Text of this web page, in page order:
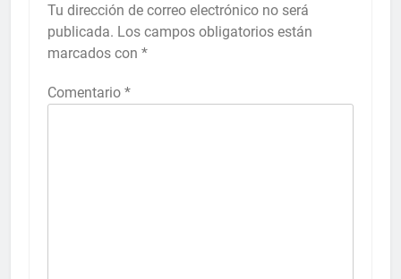
Tu dirección de correo electrónico no será
publicada. Los campos obligatorios están
marcados con *
Comentario *